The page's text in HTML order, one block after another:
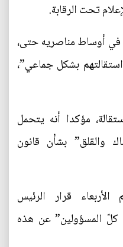
تحت الرقابة.
في أوساط مناصريه حتى،
بشكل جماعي”،
مؤكدا أنه يتحمل
والقلق” بشأن قانون
قرار الرئيس
كلّ المسؤولين” عن هذه